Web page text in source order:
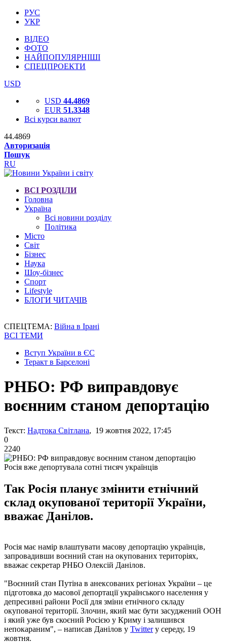
РУС
УКР
ВІДЕО
ФОТО
НАЙПОПУЛЯРНІШІ
СПЕЦПРОЕКТИ
USD
USD 44.4869
EUR 51.3348
Всі курси валют
44.4869
Авторизація
Пошук
RU
ВСІ РОЗДІЛИ
Головна
Україна
Всі новини розділу
Політика
Місто
Світ
Бізнес
Наука
Шоу-бізнес
Спорт
Lifestyle
БЛОГИ ЧИТАЧІВ
СПЕЦТЕМА: Війна в Ірані
ВСІ ТЕМИ
Вступ України в ЄС
Теракт в Барселоні
РНБО: РФ виправдовує
воєнним станом депортацію
Текст: Надтока Світлана, 19 жовтня 2022, 17:45
0
2240
Росія вже депортувала сотні тисяч українців
Так Росія планує змінити етнічний
склад окупованої території України,
вважає Данілов.
Росія має намір влаштувати масову депортацію українців,
запровадивши воєнний стан на окупованих територіях,
вважає секретар РНБО Олексій Данілов.
"Воєнний стан Путіна в анексованих регіонах України – це
підготовка до масової депортації українського населення у
депресивні райони Росії для зміни етнічного складу
окупованої території. Злочин, який має бути засуджений ООН
і який уже був скоєний Росією у Криму і залишився
непокараним", – написав Данілов у Twitterу середу, 19
жовтня.